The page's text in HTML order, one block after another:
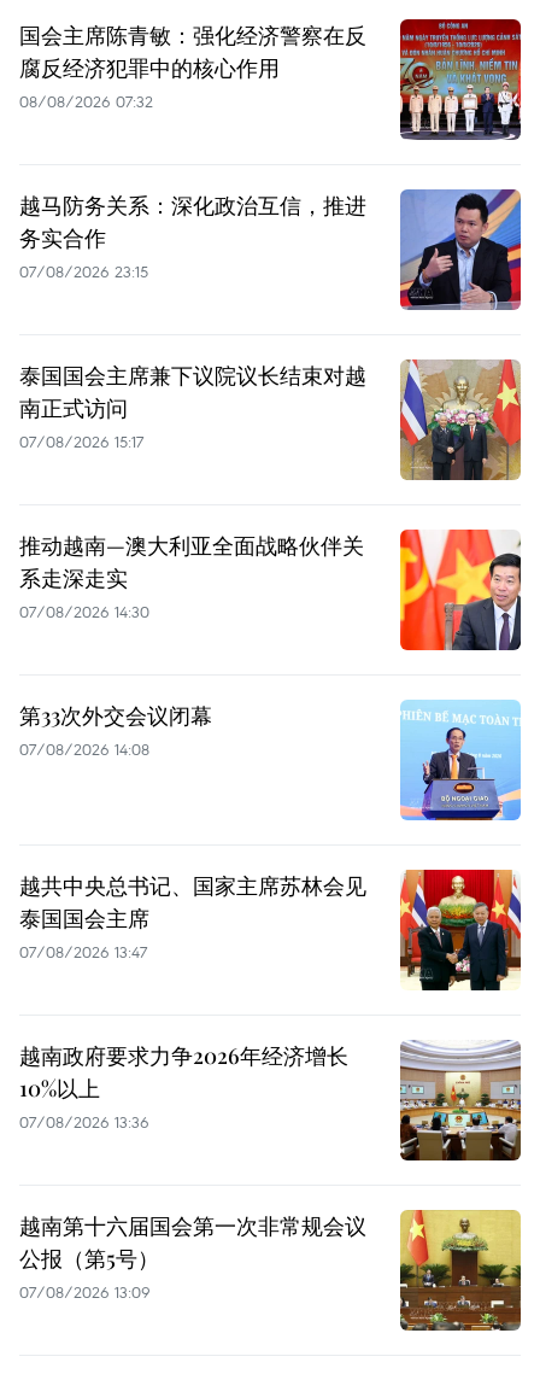
国会主席陈青敏：强化经济警察在反
腐反经济犯罪中的核心作用
08/08/2026 07:32
越马防务关系：深化政治互信，推进
务实合作
07/08/2026 23:15
泰国国会主席兼下议院议长结束对越
南正式访问
07/08/2026 15:17
推动越南—澳大利亚全面战略伙伴关
系走深走实
07/08/2026 14:30
第33次外交会议闭幕
07/08/2026 14:08
越共中央总书记、国家主席苏林会见
泰国国会主席
07/08/2026 13:47
越南政府要求力争2026年经济增长
10%以上
07/08/2026 13:36
越南第十六届国会第一次非常规会议
公报（第5号）
07/08/2026 13:09